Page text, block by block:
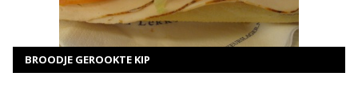
BROODJE GEROOKTE KIP